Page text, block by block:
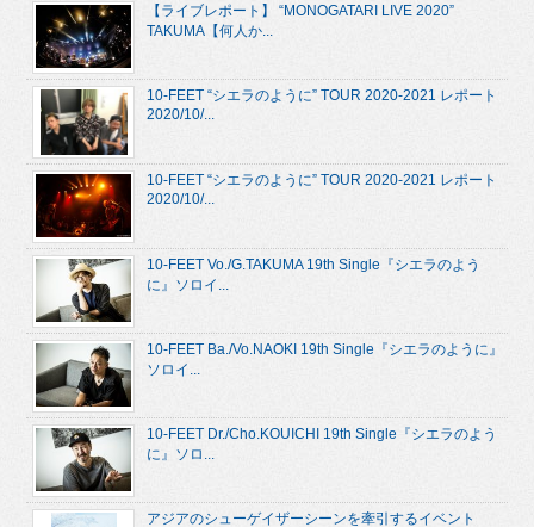
【ライブレポート】 “MONOGATARI LIVE 2020”
TAKUMA【何人か...
10-FEET “シエラのように” TOUR 2020-2021 レポート
2020/10/...
10-FEET “シエラのように” TOUR 2020-2021 レポート
2020/10/...
10-FEET Vo./G.TAKUMA 19th Single『シエラのよう
に』ソロイ...
10-FEET Ba./Vo.NAOKI 19th Single『シエラのように』
ソロイ...
10-FEET Dr./Cho.KOUICHI 19th Single『シエラのよう
に』ソロ...
アジアのシューゲイザーシーンを牽引するイベント